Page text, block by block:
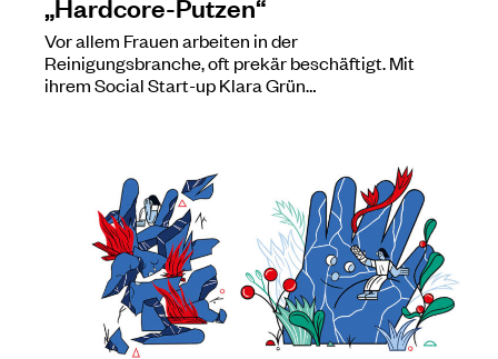
Vor allem Frauen arbeiten in der
Reinigungsbranche, oft prekär beschäftigt. Mit
ihrem Social Start-up Klara Grün…